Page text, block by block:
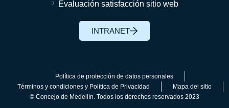
Evaluación satisfacción sitio web
INTRANET
Política de protección de datos personales
Términos y condiciones y Política de Privacidad
Mapa del sitio
© Concejo de Medellín. Todos los derechos reservados 2023